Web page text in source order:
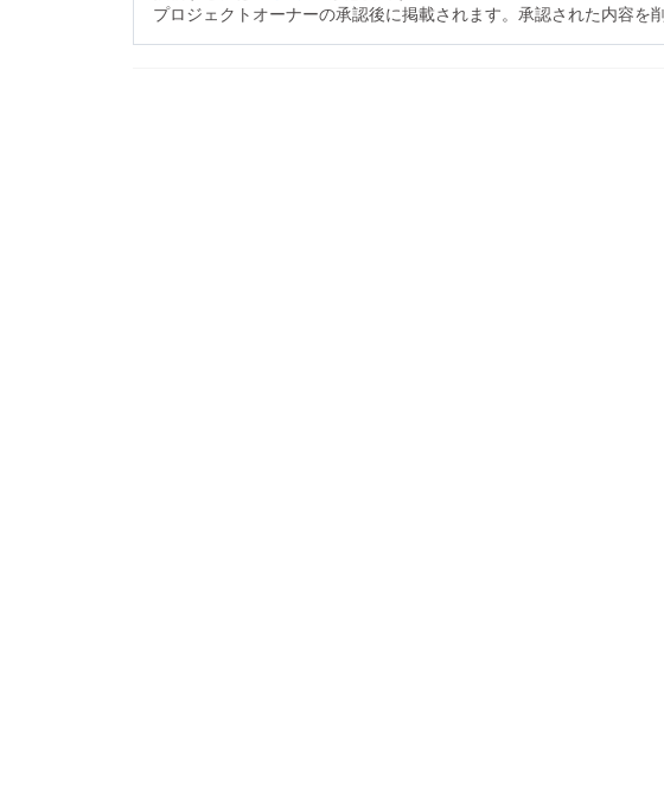
プロジェクトオーナーの承認後に掲載されます。承認された内容を